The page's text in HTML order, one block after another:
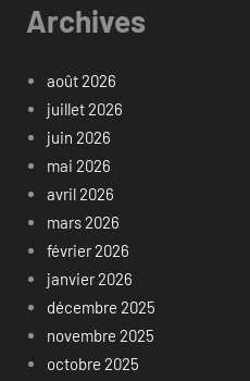
Archives
août 2026
juillet 2026
juin 2026
mai 2026
avril 2026
mars 2026
février 2026
janvier 2026
décembre 2025
novembre 2025
octobre 2025